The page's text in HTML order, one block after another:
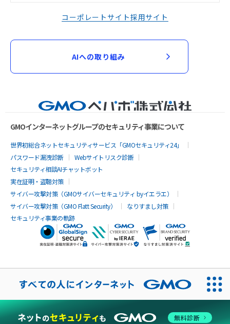
コーポレートサイト採用サイト
AIへの取り組み
GMOインターネットグループのセキュリティ事業について
世界初総合ネットセキュリティサービス「GMOセキュリティ24」
パスワード漏洩診断
Webサイトリスク診断
セキュリティ相談AIチャットボット
実在証明・盗聴対策
サイバー攻撃対策（GMOサイバーセキュリティ byイエラエ）
サイバー攻撃対策（GMO Flatt Security）
なりすまし対策
セキュリティ事業の軌跡
無料診断